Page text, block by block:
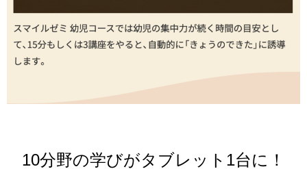
10分野の学びがタブレット1台に！